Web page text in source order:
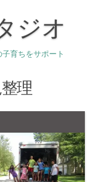
ジオ
育ちをサポート
理